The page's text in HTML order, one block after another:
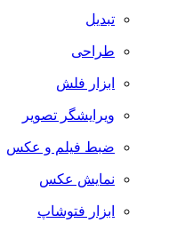
تبدیل
طراحی
ابزار فلش
ویرایشگر تصویر
ضبط فيلم و عكس
نمایش عکس
ابزار فتوشاپ